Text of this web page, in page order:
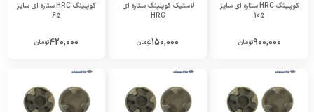
کوپلینگ HRC ستاره ای سایز
105
900,000تومان
لاستیک کوپلینگ ستاره ای
HRC
150,000تومان
کوپلینگ HRC ستاره ای سایز
65
420,000تومان